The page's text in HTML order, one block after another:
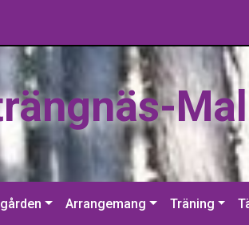
Arrangemang Träning